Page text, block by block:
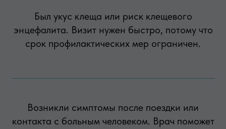
Был укус клеща или риск клещевого
энцефалита. Визит нужен быстро, потому что
срок профилактических мер ограничен.
Возникли симптомы после поездки или
контакта с больным человеком. Врач поможет